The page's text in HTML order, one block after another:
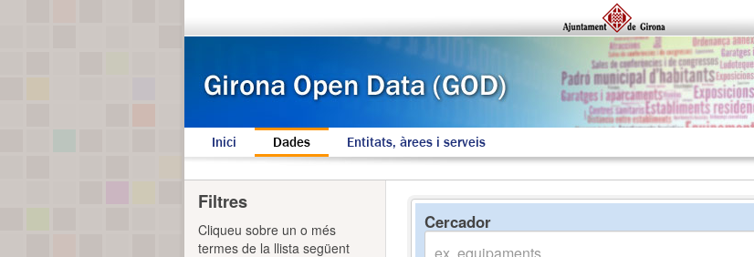
Inici Dades Entitats, àrees i serveis
Cercador
Filtres
Cliqueu sobre un o més
termes de la llista següent